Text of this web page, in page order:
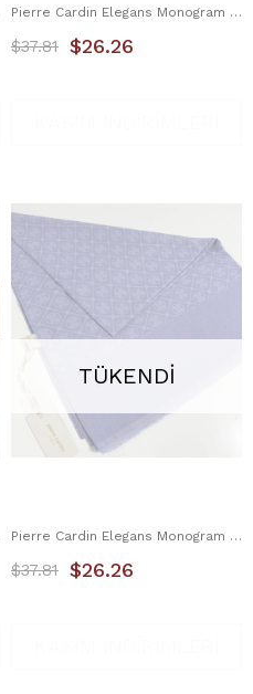
Pierre Cardin Elegans Monogram Şal 1090700-981
$26.26
$37.81
TÜKENDI
Pierre Cardin Elegans Monogram Şal 1090700-992
$26.26
$37.81